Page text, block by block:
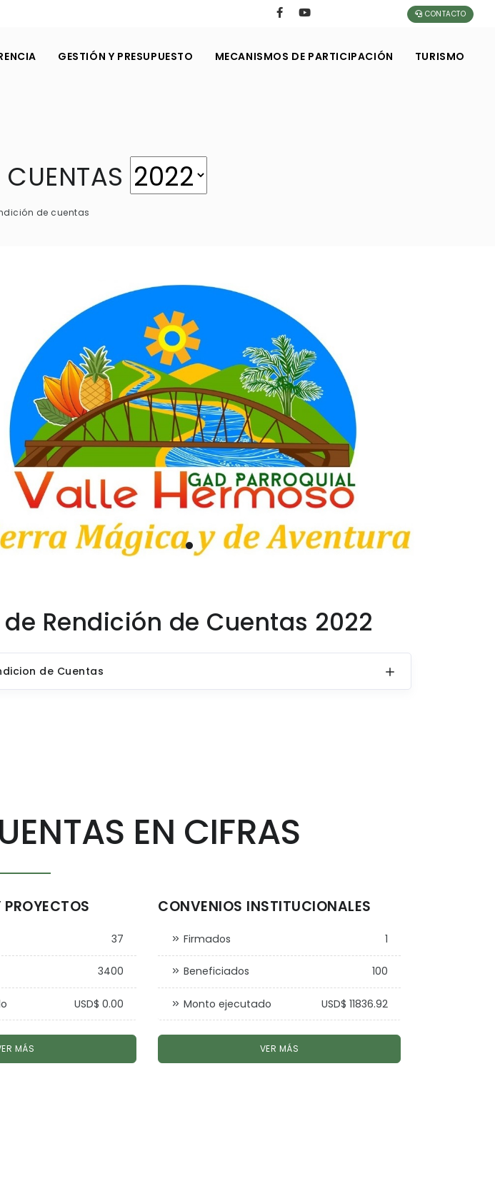
CONTACTO
GESTIÓN Y PRESUPUESTO MECANISMOS DE PARTICIPACIÓN TURISMO
de cuentas
Rendición de Cuentas 2022
de Cuentas
EN CIFRAS
37
3400
USD$ 0.00
MÁS
CONVENIOS INSTITUCIONALES
Firmados 1
Beneficiados 100
Monto ejecutado USD$ 11836.92
VER MÁS